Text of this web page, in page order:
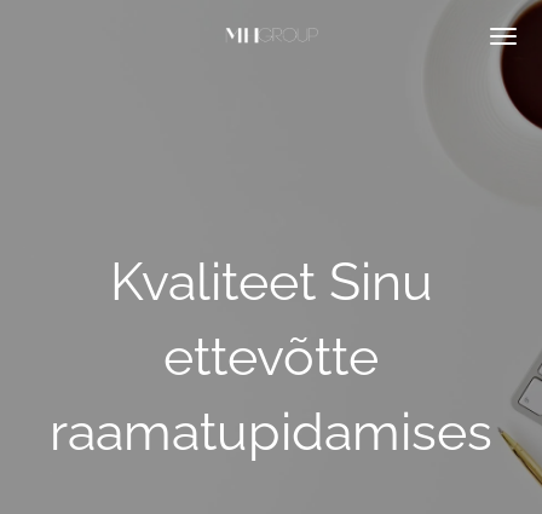
Kvaliteet Sinu
ettevõtte
raamatupidamises